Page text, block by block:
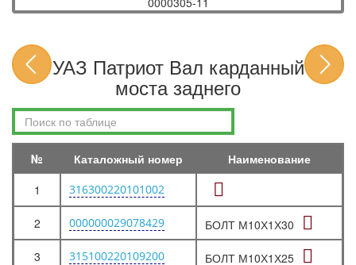
УАЗ Патриот Вал карданный
моста заднего
№ Каталожный номер
Наименование
1
316300220101002
2 000000029078429
БОЛТ М10Х1Х30
3
315100220109200 БОЛТ М10Х1Х25